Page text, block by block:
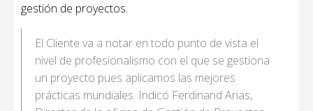
gestión de proyectos.
El Cliente va a notar en todo punto de vista el
nivel de profesionalismo con el que se gestiona
un proyecto pues aplicamos las mejores
prácticas mundiales. Indicó Ferdinand Arias,